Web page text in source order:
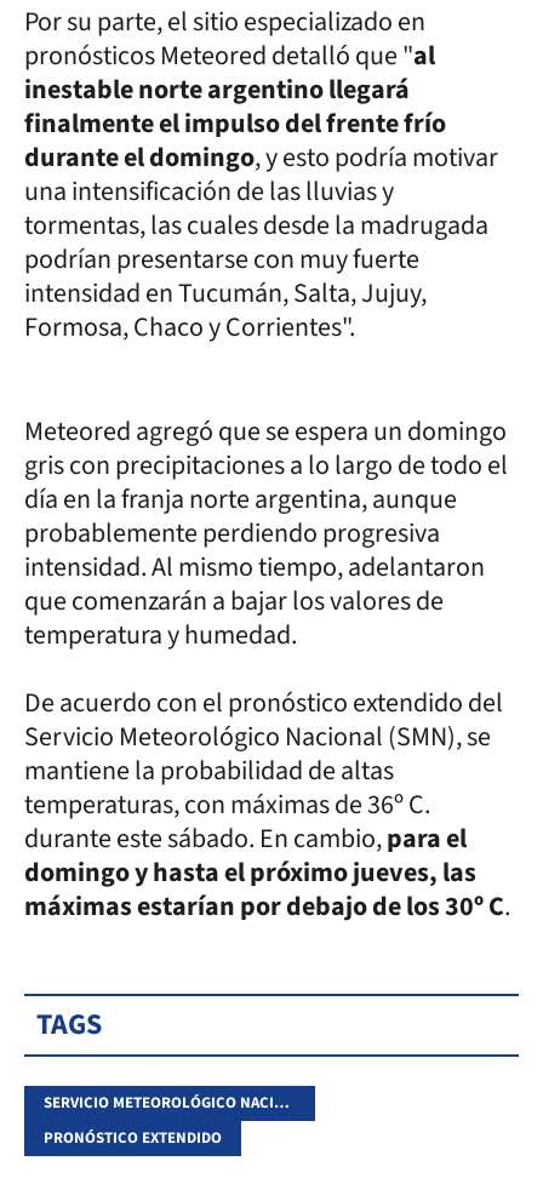
Por su parte, el sitio especializado en
pronósticos Meteored detalló que "al
inestable norte argentino llegará
finalmente el impulso del frente frío
durante el domingo, y esto podría motivar
una intensificación de las lluvias y
tormentas, las cuales desde la madrugada
podrían presentarse con muy fuerte
intensidad en Tucumán, Salta, Jujuy,
Formosa, Chaco y Corrientes".
Meteored agregó que se espera un domingo
gris con precipitaciones a lo largo de todo el
día en la franja norte argentina, aunque
probablemente perdiendo progresiva
intensidad. Al mismo tiempo, adelantaron
que comenzarán a bajar los valores de
temperatura y humedad.
De acuerdo con el pronóstico extendido del
Servicio Meteorológico Nacional (SMN), se
mantiene la probabilidad de altas
temperaturas, con máximas de 36º C.
durante este sábado. En cambio,para el
domingo y hasta el próximo jueves, las
máximas estarían por debajo de los 30º C.
TAGS
SERVICIO METEOROLÓGICO NACIONAL
PRONÓSTICO EXTENDIDO